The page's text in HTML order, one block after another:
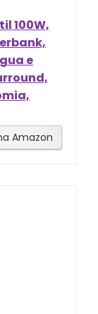
100W,
e
Amazon